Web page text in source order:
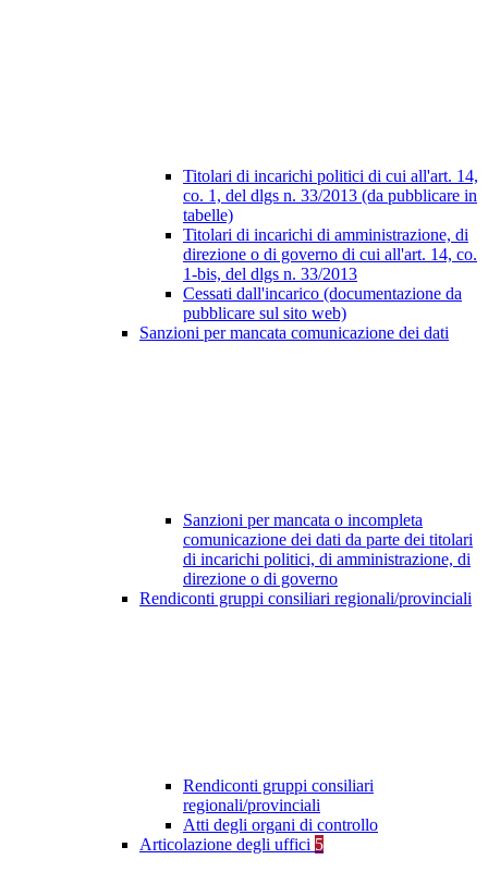
Titolari di incarichi politici di cui all'art. 14,
co. 1, del dlgs n. 33/2013 (da pubblicare in
tabelle)
Titolari di incarichi di amministrazione, di
direzione o di governo di cui all'art. 14, co.
1-bis, del dlgs n. 33/2013
Cessati dall'incarico (documentazione da
pubblicare sul sito web)
Sanzioni per mancata comunicazione dei dati
Sanzioni per mancata o incompleta
comunicazione dei dati da parte dei titolari
di incarichi politici, di amministrazione, di
direzione o di governo
Rendiconti gruppi consiliari regionali/provinciali
Rendiconti gruppi consiliari
regionali/provinciali
Atti degli organi di controllo
Articolazione degli uffici 5